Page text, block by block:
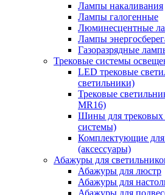
Лампы накаливания
Лампы галогенные
Люминесцентные
Лампы
Газоразрядные
Трековые системы
LED трековые
светильники)
Трековые
MR16)
Шины для трековых
системы)
Комплектующие для
(аксессуары)
Абажуры для
Абажуры для люстр
Абажуры для
Абажуры для